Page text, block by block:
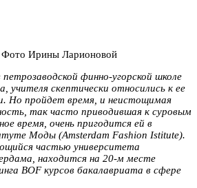
Фото Ирины Ларионовой
петрозаводской финно-угорской школе
учителя скептически относились к ее
Но пройдет время, и неистощимая
так часто приводившая к суровым
время, очень пригодится ей в
Моды (Amsterdam Fashion Istitute).
частью университета
находится на 20-м месте
BOF курсов бакалавриата в сфере